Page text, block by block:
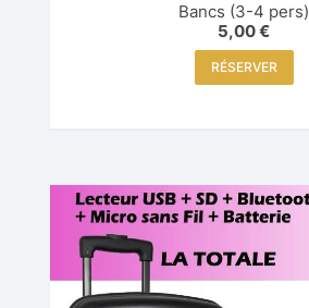
Bancs (3-4 pers)
5,00€
RÉSERVER